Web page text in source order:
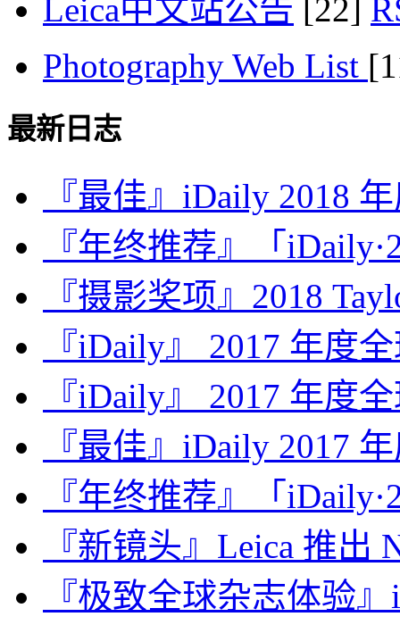
Leica中文站公告 [22]
Photography Web List
最新日志
『最佳』iDaily 2018
『年终推荐』「
『摄影奖项』2018
『iDaily』 2017 年度
『iDaily』 2017 年度
『最佳』iDaily 2017
『年终推荐』「
『新镜头』Leica 推出
『极致全球杂志体验